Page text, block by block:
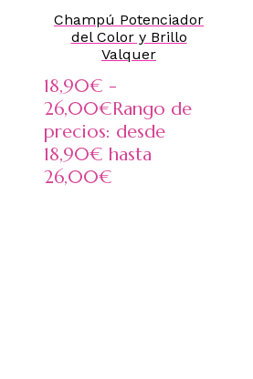
Champú Potenciador
del Color y Brillo
Valquer
18,90€ -
26,00€Rango de
precios: desde
18,90€ hasta
26,00€